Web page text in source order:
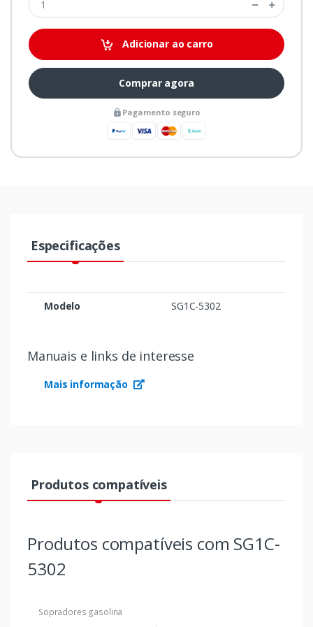
Adicionar ao carro
Comprar agora
Pagamento seguro
Especificações
Modelo SG1C-5302
Manuais e links de interesse
Mais informação
Produtos compatíveis
Produtos compatíveis com SG1C-
5302
Sopradores gasolina